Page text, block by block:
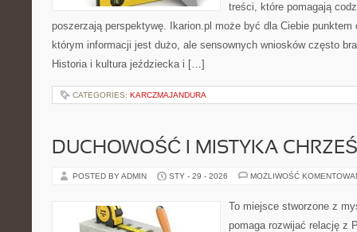
treści, które pomagają
poszerzają perspektywę. Ikarion.pl może być dla Ciebie punktem
którym informacji jest dużo, ale sensownych wniosków często
Historia i kultura jeździecka i […]
CATEGORIES: KARCZMAJANDURA
DUCHOWOŚĆ I MISTYKA
POSTED BY ADMIN STY - 29 - 2026 MOŻLIWOŚĆ
To miejsce stworzone z
pomaga rozwijać relację z